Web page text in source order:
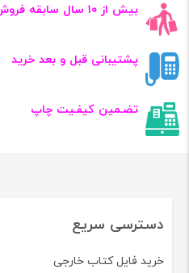
بیش از ۱۰ سال سابقه فروش کتاب‌ های تخصصی پزشکی
پشتیبانی قبل و بعد خرید
تضـمین کیفـیت چاپ
دسترسی سریع
خرید فایل کتاب خارجی